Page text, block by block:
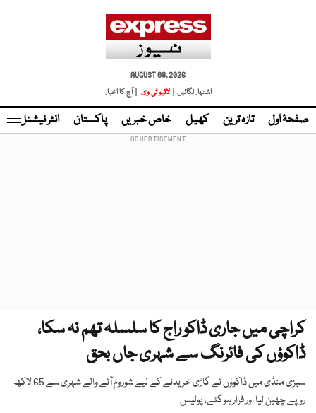
AUGUST 08, 2026
اشتہار لگائیں |
لائیو ٹی وی | آج کا اخبار
صفحۂ اول تازہ ترین کھیل خاص خبریں پاکستان انٹر نیشنل
کراچی میں جاری ڈاکو راج کا سلسلہ تھم نہ سکا،
ڈاکوؤں کی فائرنگ سے شہری جاں بحق
سبزی منڈی میں ڈاکوؤں نے گاڑی خریدنے کے لیے شوروم آنے والے شہری سے 65 لاکھ
روپے چھین لیا اور فرار ہوگئے، پولیس